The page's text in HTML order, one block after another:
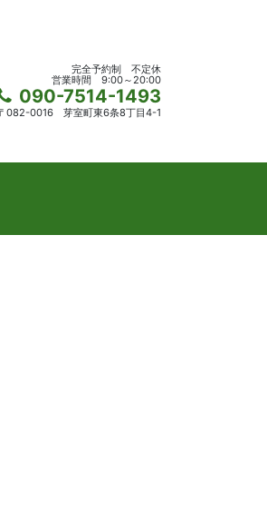
完全予約制
不定休
営業時間
9:00～20:00
090-7514-1493
082-0016 芽室町東6条8丁目4-1